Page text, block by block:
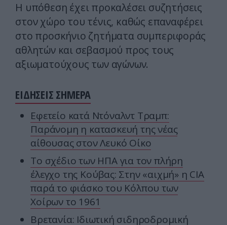
Η υπόθεση έχει προκαλέσει συζητήσεις
στον χώρο του τένις, καθώς επαναφέρει
στο προσκήνιο ζητήματα συμπεριφοράς
αθλητών και σεβασμού προς τους
αξιωματούχους των αγώνων.
ΕΙΔΗΣΕΙΣ ΣΗΜΕΡΑ
Εφετείο κατά Ντόναλντ Τραμπ:
Παράνομη η κατασκευή της νέας
αίθουσας στον Λευκό Οίκο
To σχέδιο των ΗΠΑ για τον πλήρη
έλεγχο της Κούβας: Στην «αιχμή» η CIA
παρά το φιάσκο του Κόλπου των
Χοίρων το 1961
Βρετανία: Ιδιωτική σιδηροδρομική